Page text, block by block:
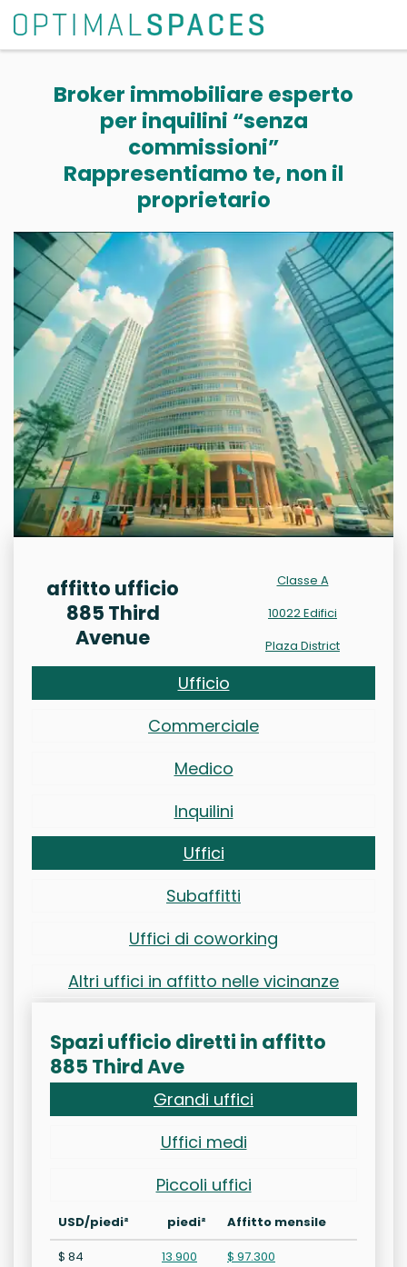
Broker immobiliare esperto
per inquilini “senza
commissioni”
Rappresentiamo te, non il
proprietario
affitto ufficio
885 Third
Avenue
Classe A
10022 Edifici
Plaza District
Ufficio
Commerciale
Medico
Inquilini
Uffici
Subaffitti
Uffici di coworking
Altri uffici in affitto nelle vicinanze
Spazi ufficio diretti in affitto
885 Third Ave
Grandi uffici
Uffici medi
Piccoli uffici
USD/piedi² piedi²
Affitto mensile
$ 84
13.900 $ 97.300